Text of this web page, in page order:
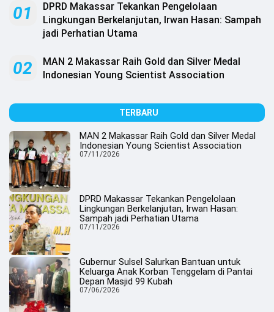
©
Copyright
Djournalist.com
Reserved
01
DPRD Makassar Tekankan Pengelolaan
Lingkungan Berkelanjutan, Irwan Hasan: Sampah
jadi Perhatian Utama
02
MAN 2 Makassar Raih Gold dan Silver Medal
Indonesian Young Scientist Association
TERBARU
MAN 2 Makassar Raih Gold dan Silver Medal
Indonesian Young Scientist Association
07/11/2026
DPRD Makassar Tekankan Pengelolaan
Lingkungan Berkelanjutan, Irwan Hasan:
Sampah jadi Perhatian Utama
07/11/2026
Gubernur Sulsel Salurkan Bantuan untuk
Keluarga Anak Korban Tenggelam di Pantai
Depan Masjid 99 Kubah
07/06/2026